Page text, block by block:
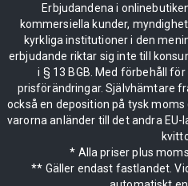
Erbjudandena i
kommersiella kunder,
kyrkliga institutioner i den
erbjudande riktar sig inte till
i § 13 BGB. Med förbehåll
prisförändringar. Självhämtare
också en deposition på tysk
varorna anländer till det andra
* Alla priser plus
** Gäller endast fastlandet.